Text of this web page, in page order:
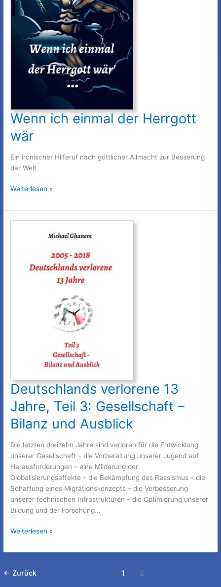
Wenn ich einmal der Herrgott
wär
Ein ironischer Hilferuf nach göttlicher Allmacht zur Besserung
der Welt
Wenn
einmal
der
Weiterlesen »
Deutschlands verlorene 13
Jahre, Teil 3: Gesellschaft –
Bilanz und Ausblick
Die letzten dreizehn Jahre sind verloren für die Entwicklung
unserer Gesellschaft – die Vorbereitung unserer Jugend auf
Herausforderungen – eine Milderung der
Globalisierungseffekte – die Bekämpfung des Rassismus – die
Schaffung eines Migrationskonzepts – die Verbesserung
unserer technischen Infrastrukturen – die Optimierung unserer
Bildung und der Forschung…
Deutschlands
13
Teil
Weiterlesen »
← Zurück 1 2